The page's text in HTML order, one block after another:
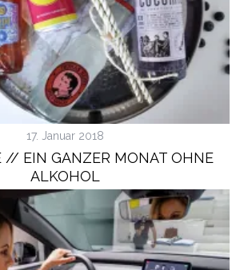
17. Januar 2018
// EIN GANZER MONAT OHNE
ALKOHOL